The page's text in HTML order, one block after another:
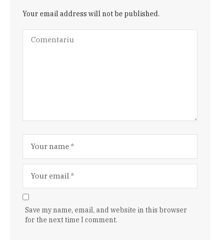
Your email address will not be published.
Save my name, email, and website in this browser
for the next time I comment.